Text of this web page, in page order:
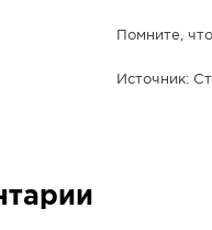
Помните,
Источник: